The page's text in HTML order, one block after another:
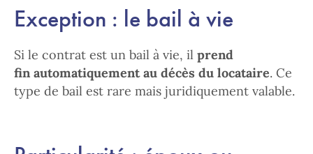
Exception : le bail à vie
Si le contrat est un bail à vie, il prend
fin automatiquement au décès du locataire. Ce
type de bail est rare mais juridiquement valable.